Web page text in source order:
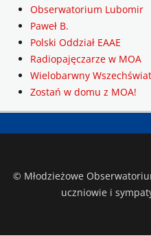
Obserwatorium Lubomir
Paweł B.
Polski Oddział EAAE
Radiopajęczarze w MOA
Wielobarwny Wszechświat
Zostań w domu z MOA!
© Młodzieżowe
uczniowie i